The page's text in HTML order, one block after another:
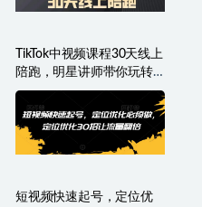
TikTok中视频课程30天线上
陪跑，明星讲师带你玩转
TikTok
短视频快速起号，定位优